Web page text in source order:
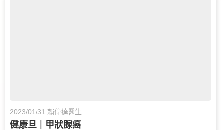
2023/01/31 賴偉達醫生
健康旦｜甲狀腺癌